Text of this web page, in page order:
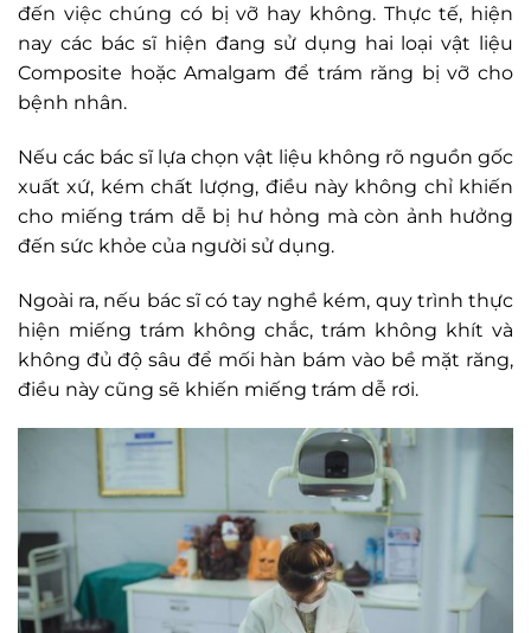
đến việc chúng có bị vỡ hay không. Thực tế, hiện
nay các bác sĩ hiện đang sử dụng hai loại vật liệu
Composite hoặc Amalgam để trám răng bị vỡ cho
bệnh nhân.
Nếu các bác sĩ lựa chọn vật liệu không rõ nguồn gốc
xuất xứ, kém chất lượng, điều này không chỉ khiến
cho miếng trám dễ bị hư hỏng mà còn ảnh hưởng
đến sức khỏe của người sử dụng.
Ngoài ra, nếu bác sĩ có tay nghề kém, quy trình thực
hiện miếng trám không chắc, trám không khít và
không đủ độ sâu để mối hàn bám vào bề mặt răng,
điều này cũng sẽ khiến miếng trám dễ rơi.